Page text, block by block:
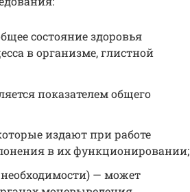
состояние здоровья
в организме, глистной
показателем общего
издают при работе
в их функционировании;
— может